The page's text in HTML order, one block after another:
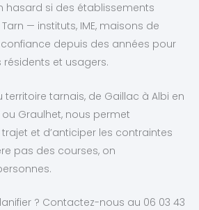
hasard si des établissements
— instituts, IME, maisons de
depuis des années pour
et usagers.
tarnais, de Gaillac à Albi en
Graulhet, nous permet
et d’anticiper les contraintes
pas des courses, on
? Contactez-nous au 06 03 43